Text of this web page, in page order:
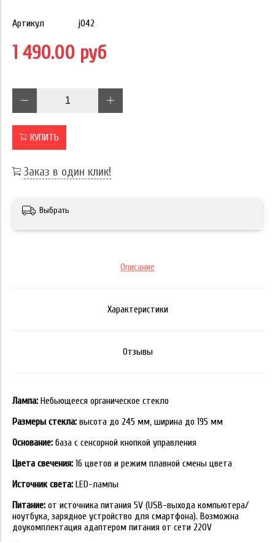
Артикул j042
1 490.00 руб
КУПИТЬ
Заказ в один клик!
Выбрать
Описание
Характеристики
Отзывы
Лампа: Небьющееся органическое стекло
Размеры стекла: высота до 245 мм, ширина до 195 мм
Основание: база с сенсорной кнопкой управления
Цвета свечения: 16 цветов и режим плавной смены цвета
Источник света: LED-лампы
Питание: от источника питания 5V (USB-выхода компьютера/
ноутбука, зарядное устройство для смартфона). Возможна
доукомплектация адаптером питания от сети 220V